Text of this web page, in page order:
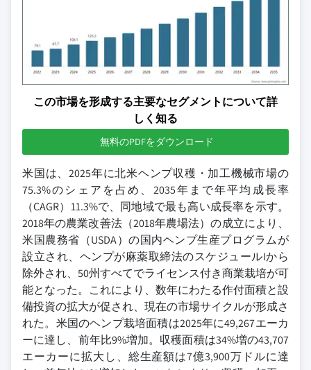
この市場を形成する主要なセグメントについて詳
しく知る
無料のPDFをダウンロード
米国は、2025年に北米ヘンプ収穫・加工機械市場の
75.3%のシェアを占め、2035年まで年平均成長率
（CAGR）11.3%で、同地域で最も高い成長率を示す。
2018年の農業改善法（2018年農場法）の成立により、
米国農務省（USDA）の国内ヘンプ生産プログラムが
設立され、ヘンプが麻薬取締法のスケジュールIから
除外され、50州すべてでライセンス付き商業栽培が可
能となった。これにより、数年にわたる作付面積と設
備投資の拡大が促され、現在の市場サイクルが形成さ
れた。米国のヘンプ栽培面積は2025年に49,267エーカ
ーに達し、前年比9%増加。収穫面積は34%増の43,707
エーカーに拡大し、総生産額は7億3,900万ドルに達